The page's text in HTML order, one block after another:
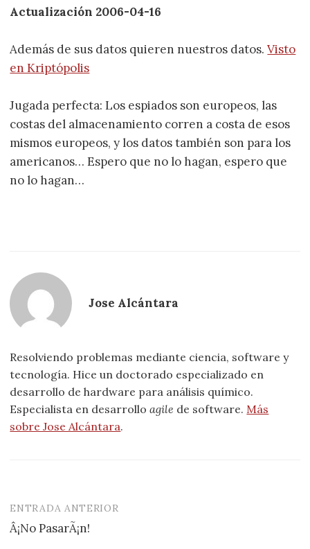
Actualización 2006-04-16
Además de sus datos quieren nuestros datos.Visto
en Kriptópolis
Jugada perfecta: Los espiados son europeos, las
costas del almacenamiento corren a costa de esos
mismos europeos, y los datos también son para los
americanos… Espero que no lo hagan, espero que
no lo hagan…
Jose Alcántara
Resolviendo problemas mediante ciencia, software y
tecnología. Hice un doctorado especializado en
desarrollo de hardware para análisis químico.
Especialista en desarrolloagile de software. Más
sobre Jose Alcántara.
Navegación
de
ENTRADA ANTERIOR
Â¡No PasarÃ¡n!